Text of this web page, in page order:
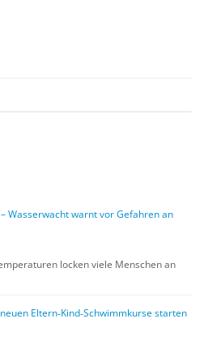
Wasserwacht warnt vor Gefahren an
locken viele Menschen an
Eltern‑Kind‑Schwimmkurse starten